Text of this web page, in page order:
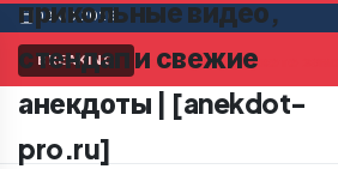
08.08.2026
BREAKINGМужчина в супермаркете
прикольные видео,
стендап и свежие
анекдоты | [anekdot-
pro.ru]